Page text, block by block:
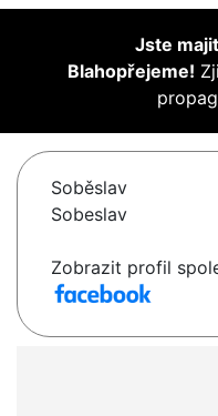
Jste
Blahopřejeme!
Soběslav
Sobeslav
Zobrazit profil